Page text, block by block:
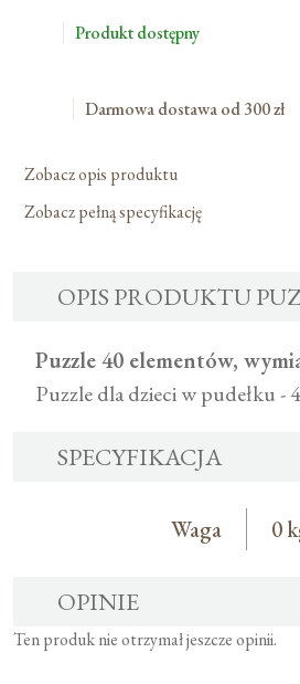
Produkt dostępny
Darmowa dostawa od 300 zł
Zobacz opis produktu
Zobacz pełną specyfikację
OPIS PRODUKTU
Puzzle 40 elementów,
Puzzle dla dzieci w pudełku -
SPECYFIKACJA
Waga 0
OPINIE
Ten produk nie otrzymał jeszcze opinii.